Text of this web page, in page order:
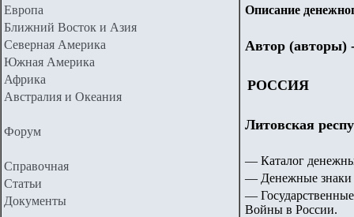
Европа
Ближний Восток и Азия
Северная Америка
Южная Америка
Африка
Австралия и Океания
Форум
Справочная
Статьи
Документы
Описание
Автор (авторы)
РОССИЯ
Литовская
— Каталог
— Денежные знаки
—
Войны в России.